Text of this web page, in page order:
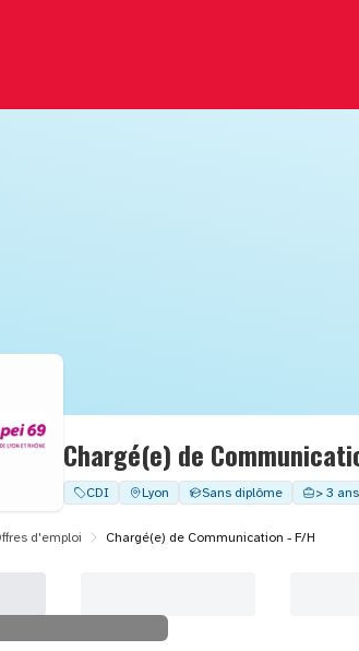
Chargé(e) de
CDI Lyon Sans diplôme > 3 ans
d'emploi Chargé(e) de Communication - F/H